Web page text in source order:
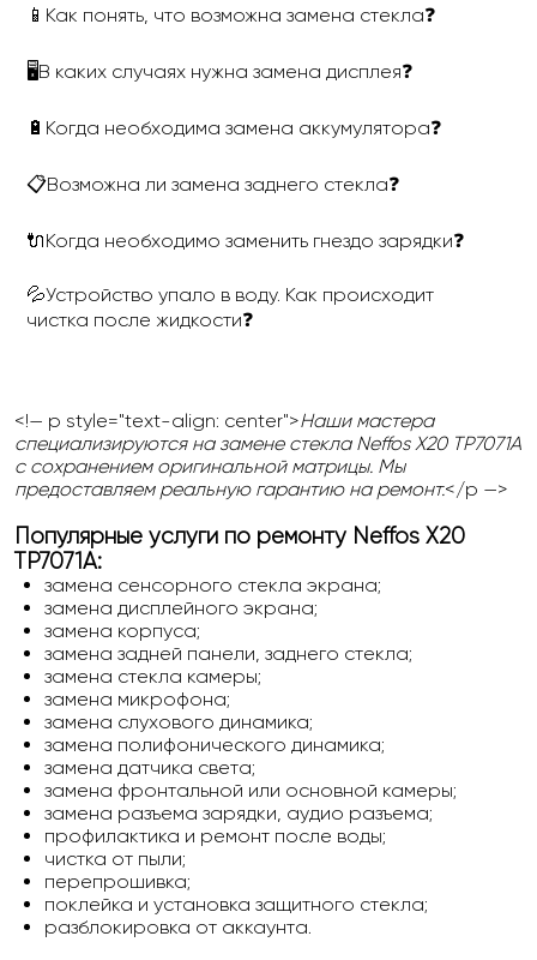
📱Как понять, что возможна замена стекла❓
🖥В каких случаях нужна замена дисплея❓
🔋Когда необходима замена аккумулятора❓
📋Возможна ли замена заднего стекла❓
🔌Когда необходимо заменить гнездо зарядки❓
💦Устройство упало в воду. Как происходит
чистка после жидкости❓
<!— p style="text-align: center">Наши мастера
специализируются на замене стекла Neffos X20 TP7071A
с сохранением оригинальной матрицы. Мы
предоставляем реальную гарантию на ремонт.</p —>
Популярные услуги по ремонту Neffos X20
TP7071A:
замена сенсорного стекла экрана;
замена дисплейного экрана;
замена корпуса;
замена задней панели, заднего стекла;
замена стекла камеры;
замена микрофона;
замена слухового динамика;
замена полифонического динамика;
замена датчика света;
замена фронтальной или основной камеры;
замена разъема зарядки, аудио разъема;
профилактика и ремонт после воды;
чистка от пыли;
перепрошивка;
поклейка и установка защитного стекла;
разблокировка от аккаунта.